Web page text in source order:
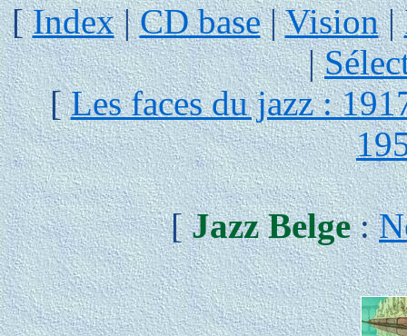
[Index|CD base|Vision|
|
[Les faces du jazz :
[Jazz Belge: